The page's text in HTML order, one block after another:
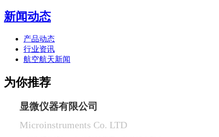
新闻动态
产品动态
行业资讯
航空航天新闻
为你推荐
显微仪器有限公司
Microinstruments Co. LTD